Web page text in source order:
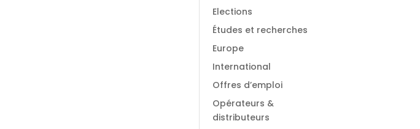
Elections
Études et recherches
Europe
International
Offres d’emploi
Opérateurs &
distributeurs